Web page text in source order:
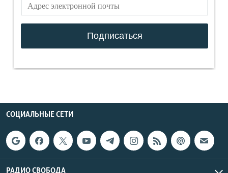
СОЦИАЛЬНЫЕ СЕТИ
РАДИО СВОБОДА